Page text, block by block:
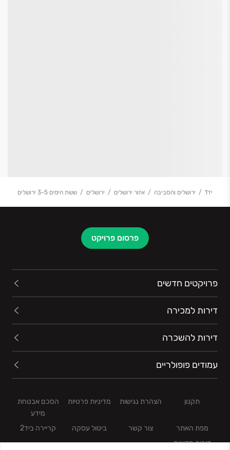
יד1 ירושלים והסביבה אזור ירושלים ירושלים ששת הימים 3-5 ירושלים
פרסום פרויקט
פרויקטים חדשים
דירות למכירה
דירות להשכרה
עמודים פופולריים
תקנון הצהרת נגישות מדיניות פרטיות
הסכם אבטחת
מידע
מפת האתר
צור קשר ביטול עסקה
קריירה ביד2
דירות חדשות